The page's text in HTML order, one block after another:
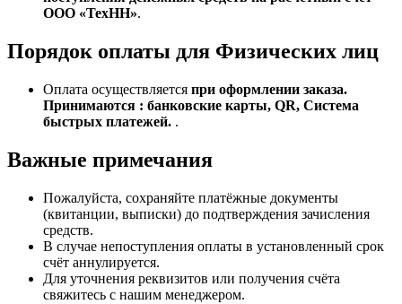
ООО «ТехНН».
Порядок оплаты для Физических лиц
Оплата осуществляется при оформлении заказа.
Принимаются : банковские карты, QR, Система
быстрых платежей. .
Важные примечания
Пожалуйста, сохраняйте платёжные документы
(квитанции, выписки) до подтверждения зачисления
средств.
В случае непоступления оплаты в установленный срок
счёт аннулируется.
Для уточнения реквизитов или получения счёта
свяжитесь с нашим менеджером.